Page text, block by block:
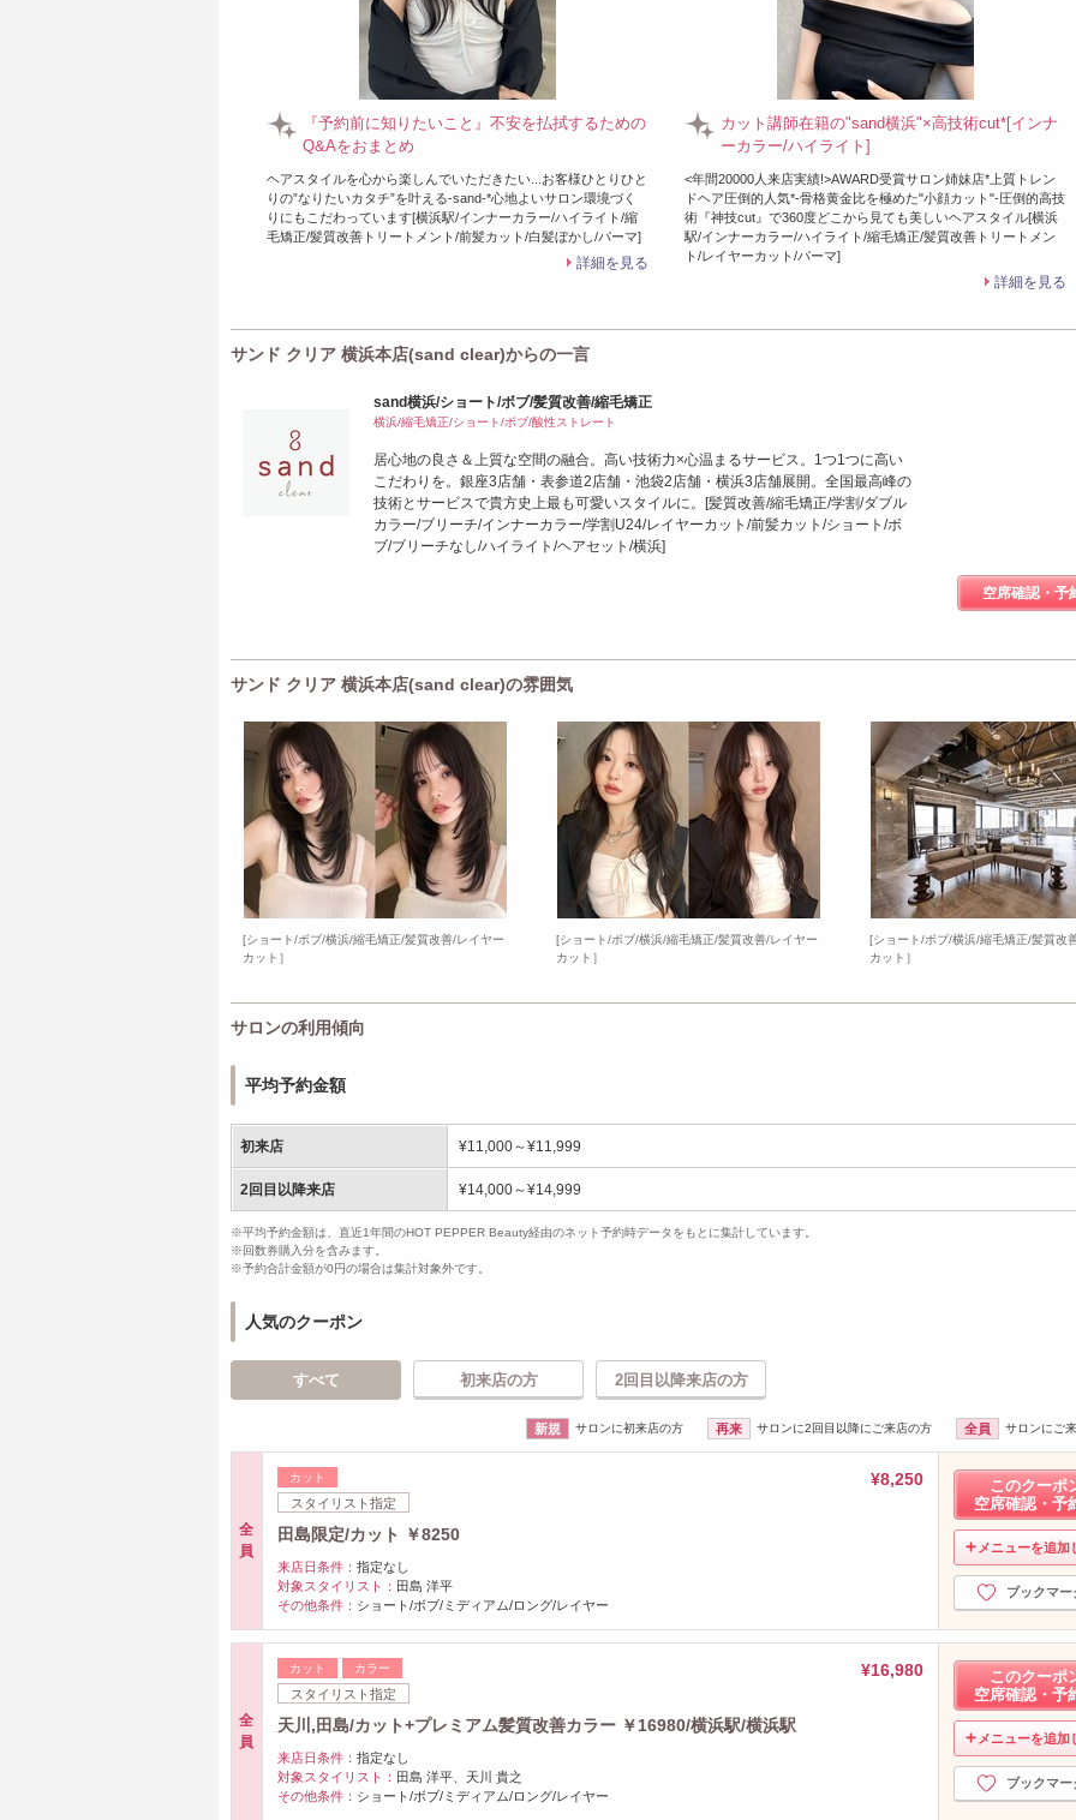
『予約前に知りたいこと』不安を払拭するための
Q&Aをおまとめ
ヘアスタイルを心から楽しんでいただきたい...お客様ひとりひと
りの”なりたいカタチ”を叶える-sand-*心地よいサロン環境づく
りにもこだわっています[横浜駅/インナーカラー/ハイライト/縮
毛矯正/髪質改善トリートメント/前髪カット/白髪ぼかし/パーマ]
詳細を見る
カット講師在籍の"sand横浜"×高技術cut*[インナ
ーカラー/ハイライト]
<年間20000人来店実績!>AWARD受賞サロン姉妹店*上質トレン
ドヘア圧倒的人気*-骨格黄金比を極めた"小顔カット"-圧倒的高技
術『神技cut』で360度どこから見ても美しいヘアスタイル[横浜
駅/インナーカラー/ハイライト/縮毛矯正/髪質改善トリートメン
ト/レイヤーカット/パーマ]
詳細を見る
サンド クリア 横浜本店(sand clear)からの一言
sand横浜/ショート/ボブ/髪質改善/縮毛矯正
横浜/縮毛矯正/ショート/ボブ/酸性ストレート
居心地の良さ＆上質な空間の融合。高い技術力×心温まるサービス。1つ1つに高い
こだわりを。銀座3店舗・表参道2店舗・池袋2店舗・横浜3店舗展開。全国最高峰の
技術とサービスで貴方史上最も可愛いスタイルに。[髪質改善/縮毛矯正/学割/ダブル
カラー/ブリーチ/インナーカラー/学割U24/レイヤーカット/前髪カット/ショート/ボ
ブ/ブリーチなし/ハイライト/ヘアセット/横浜]
空席確認・予
サンド クリア 横浜本店(sand clear)の雰囲気
[ショート/ボブ/横浜/縮毛矯正/髪質改善/レイヤー
カット］
[ショート/ボブ/横浜/縮毛矯正/髪質改善/レイヤー
カット］
[ショート/ボブ/横浜/縮毛矯正/髪質改
カット］
サロンの利用傾向
平均予約金額
初来店 ¥11,000～¥11,999
2回目以降来店 ¥14,000～¥14,999
※平均予約金額は、直近1年間のHOT PEPPER Beauty経由のネット予約時データをもとに集計しています。
※回数券購入分を含みます。
※予約合計金額が0円の場合は集計対象外です。
人気のクーポン
すべて 初来店の方 2回目以降来店の方
新規 サロンに初来店の方 再来 サロンに2回目以降にご来店の方 全員 サロンにご
全
員
カット
スタイリスト指定
¥8,250
田島限定/カット ￥8250
来店日条件： 指定なし
対象スタイリスト： 田島 洋平
その他条件： ショート/ボブ/ミディアム/ロング/レイヤー
このクーポ
空席確認・予
メニューを追加
ブックマー
全
員
カット カラー
スタイリスト指定
¥16,980
天川,田島/カット+プレミアム髪質改善カラー ￥16980/横浜駅/横浜駅
来店日条件： 指定なし
対象スタイリスト： 田島 洋平、天川 貴之
その他条件： ショート/ボブ/ミディアム/ロング/レイヤー
このクーポ
空席確認・予
メニューを追加
ブックマー